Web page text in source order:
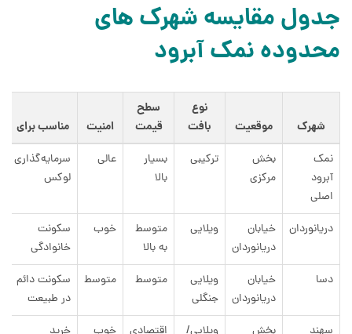
جدول مقایسه شهرک های
محدوده نمک آبرود
شهرک موقعیت
نوع
بافت
سطح
قیمت
امنیت مناسب برای
نمک
آبرود
اصلی
بخش
مرکزی
ترکیبی
بسیار
بالا
عالی
سرمایه‌گذاری
لوکس
دریانوردان
خیابان
دریانوردان
ویلایی
متوسط
به بالا
خوب
سکونت
خانوادگی
دسا
خیابان
دریانوردان
ویلایی
جنگلی
متوسط متوسط
سکونت دائم
در طبیعت